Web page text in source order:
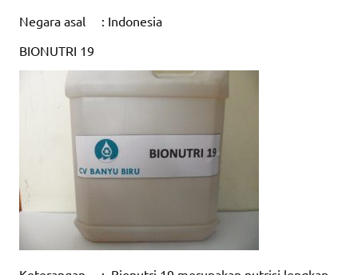
Negara asal : Indonesia
BIONUTRI 19